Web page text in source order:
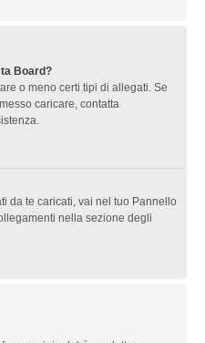
Board?
o meno certi tipi di allegati. Se
caricare, contatta
da te caricati, vai nel tuo Pannello
nella sezione degli